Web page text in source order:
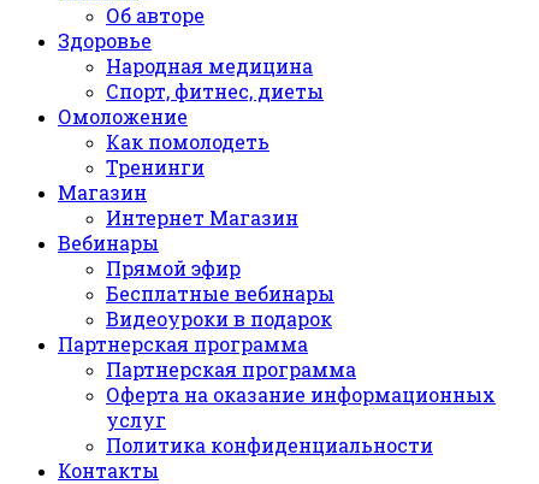
Об авторе
Здоровье
Народная медицина
Спорт, фитнес, диеты
Омоложение
Как помолодеть
Тренинги
Магазин
Интернет Магазин
Вебинары
Прямой эфир
Бесплатные вебинары
Видеоуроки в подарок
Партнерская программа
Партнерская программа
Оферта на оказание информационных
услуг
Политика конфиденциальности
Контакты